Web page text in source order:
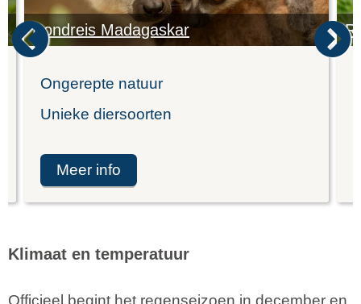
Rondreis Madagaskar
Ongerepte natuur
Unieke diersoorten
meer info
Klimaat en temperatuur
Officieel begint het regenseizoen in december en